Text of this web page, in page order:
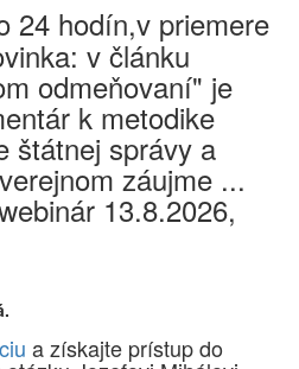
24 hodín,v priemere
v článku
odmeňovaní" je
k metodike
štátnej správy a
záujme ...
13.8.2026,
a získajte prístup do